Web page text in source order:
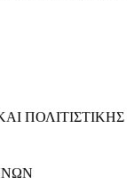
ΠΟΛΙΤΙΣΤΙΚΗΣ